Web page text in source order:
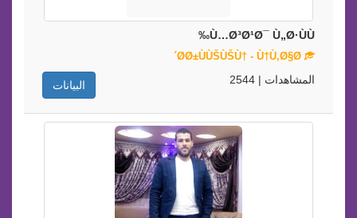
Ù…Ø³Ø¹Ø¯ Ù„Ø·ÙÙ‰
البيانات المشاهدات | 2544